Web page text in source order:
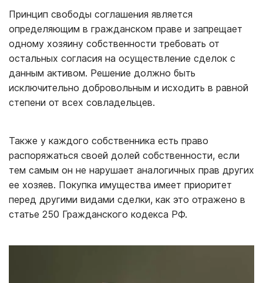
Принцип свободы соглашения является
определяющим в гражданском праве и запрещает
одному хозяину собственности требовать от
остальных согласия на осуществление сделок с
данным активом. Решение должно быть
исключительно добровольным и исходить в равной
степени от всех совладельцев.
Также у каждого собственника есть право
распоряжаться своей долей собственности, если
тем самым он не нарушает аналогичных прав других
ее хозяев. Покупка имущества имеет приоритет
перед другими видами сделки, как это отражено в
статье 250 Гражданского кодекса РФ.